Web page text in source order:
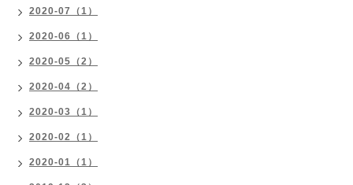
2020-07（1）
2020-06（1）
2020-05（2）
2020-04（2）
2020-03（1）
2020-02（1）
2020-01（1）